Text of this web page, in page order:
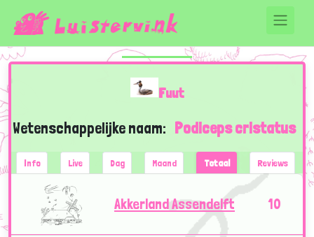
Fuut
Wetenschappelijke naam: Podiceps cristatus
Info Live Dag Maand Totaal Reviews
Akkerland Assendelft 10